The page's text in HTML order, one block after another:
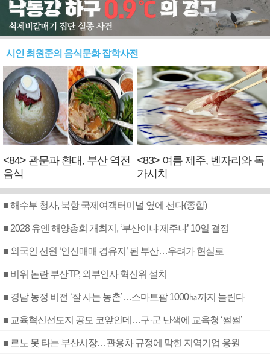
시인 최원준의 음식문화 잡학사전
<84> 관문과 환대, 부산 역전
음식
<83> 여름 제주, 벤자리와 독
가시치
■ 해수부 청사, 북항 국제여객터미널 옆에 선다(종합)
■ 2028 유엔 해양총회 개최지, ‘부산이냐 제주냐’ 10일 결정
■ 외국인 선원 ‘인신매매 경유지’ 된 부산…우려가 현실로
■ 비위 논란 부산TP, 외부인사 혁신위 설치
■ 경남 농정 비전 ‘잘 사는 농촌’…스마트팜 1000㏊까지 늘린다
■ 교육혁신선도지 공모 코앞인데…구·군 난색에 교육청 ‘쩔쩔’
■ 르노 못 타는 부산시장…관용차 규정에 막힌 지역기업 응원